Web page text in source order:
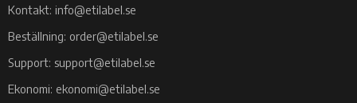
Kontakt: info@etilabel.se
Beställning: order@etilabel.se
Support: support@etilabel.se
Ekonomi: ekonomi@etilabel.se